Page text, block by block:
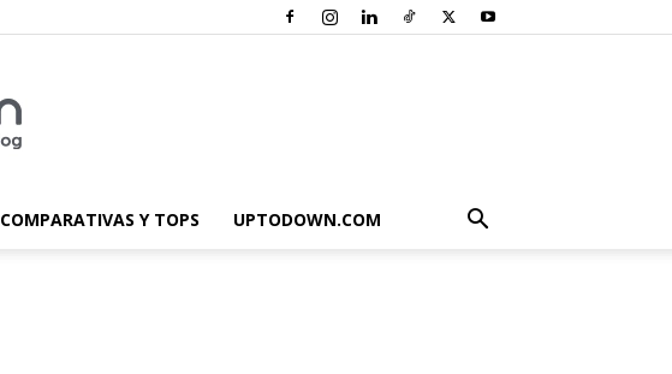
COMPARATIVAS Y TOPS UPTODOWN.COM